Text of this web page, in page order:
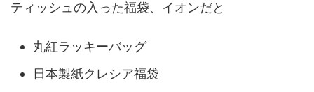
ティッシュの入った福袋、イオンだと
丸紅ラッキーバッグ
日本製紙クレシア福袋